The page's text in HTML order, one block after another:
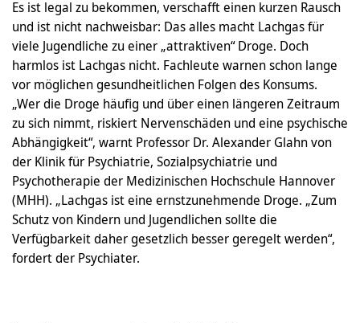
Es ist legal zu bekommen, verschafft einen kurzen Rausch
und ist nicht nachweisbar: Das alles macht Lachgas für
viele Jugendliche zu einer „attraktiven“ Droge. Doch
harmlos ist Lachgas nicht. Fachleute warnen schon lange
vor möglichen gesundheitlichen Folgen des Konsums.
„Wer die Droge häufig und über einen längeren Zeitraum
zu sich nimmt, riskiert Nervenschäden und eine psychische
Abhängigkeit“, warnt Professor Dr. Alexander Glahn von
der Klinik für Psychiatrie, Sozialpsychiatrie und
Psychotherapie der Medizinischen Hochschule Hannover
(MHH). „Lachgas ist eine ernstzunehmende Droge. „Zum
Schutz von Kindern und Jugendlichen sollte die
Verfügbarkeit daher gesetzlich besser geregelt werden“,
fordert der Psychiater.